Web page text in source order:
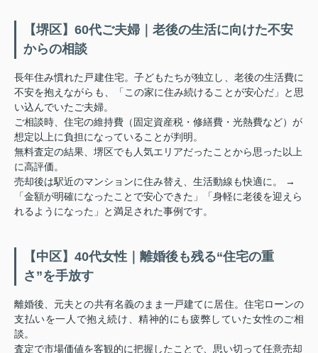
【堺区】60代ご夫婦｜老後の生活に向けた不安
からの相談
長年住み慣れた戸建住宅。子どもたちが独立し、老後の生活費に
不安を抱えながらも、「この家に住み続けることが安心だ」と思
い込んでいたご夫婦。
ご相談時、住宅の維持費（固定資産税・修繕費・光熱費など）が
想定以上に負担になっていることが判明。
無料査定の結果、堺区でも人気エリアだったことから思った以上
に高評価。
売却後は駅近のマンションに住み替え、生活動線も快適に。 →
「金額が明確になったことで安心できた」「身軽に老後を迎えら
れるようになった」と満足された事例です。
【中区】40代女性｜離婚後も残る“住宅の重
さ”を手放す
離婚後、元夫との共有名義のまま一戸建てに居住。住宅ローンの
支払いを一人で抱え続け、精神的にも疲弊していた女性のご相
談。
査定で市場価値を客観的に把握したことで、思い切って任意売却